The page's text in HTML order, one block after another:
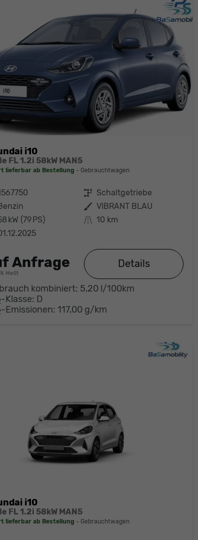
i10
FL 1.2i 58kW MAN5
lieferbar ab Bestellung Gebrauchtwagen
Getriebe Schaltgetriebe
Außenfarbe VIBRANT BLAU
kW (79 PS) Kilometerstand 10 km
Anfrage
MwSt.
Details
kombiniert: 5,20 l/100km
-Klasse: D
-Emissionen:117,00 g/km
i10
FL 1.2i 58kW MAN5
lieferbar ab Bestellung Gebrauchtwagen